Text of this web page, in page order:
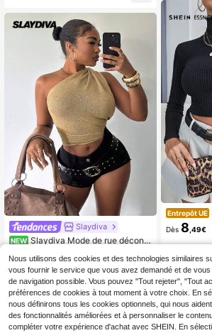
Slaydiva
NEW Slaydiva Mode de rue décontr
exy, plage, boîte de nuit, rendez-vo
us, piscine, cocktail - Top pull cape
châle tricoté semi-transparent pour
femmes (multiples styles de port)
10,99€
Entrepôt UE
côtelé à
ues, tricot
Dès 8 ,49€
Nous utilisons des cookies et des technologies similaires
vous fournir le service que vous avez demandé et de
de navigation possible. Vous pouvez "Tout rejeter", "Tout
préférences de cookies à tout moment à votre choix. En
nous définirons tous les cookies optionnels, qui nous
des fonctionnalités améliorées et à personnaliser le
compléter votre expérience d'achat avec SHEIN. En